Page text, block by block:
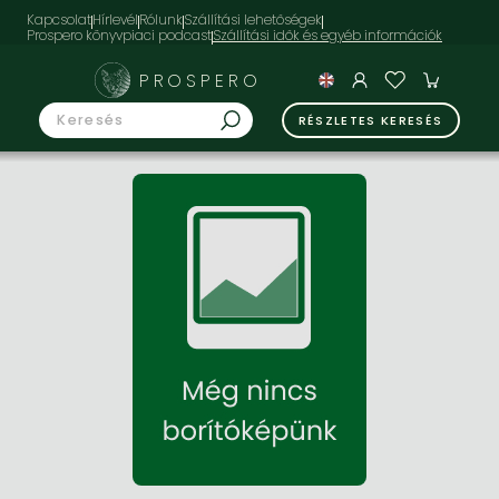
KapcsolatHírlevélRólunkSzállítási lehetőségek
Prospero könyvpiaci podcast
PROSPERO
RÉSZLETES KERESÉS